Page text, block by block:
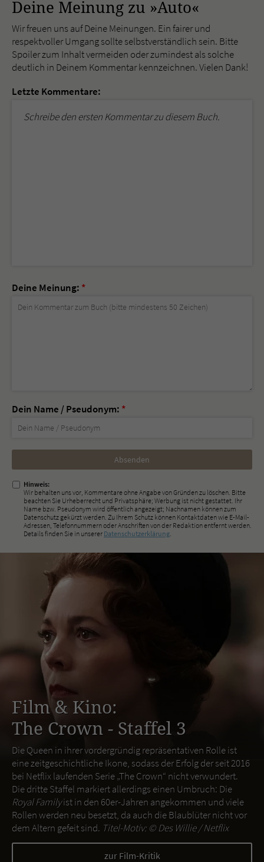
Deine Meinung zu »Auto«
Wir freuen uns auf Deine Meinungen. Ein fairer und
respektvoller Umgang sollte selbstverständlich sein. Bitte
Spoiler zum Inhalt vermeiden oder zumindest als solche
deutlich in Deinem Kommentar kennzeichnen. Vielen Dank!
Letzte Kommentare:
Schreibe den ersten Kommentar zu diesem Buch.
Deine Meinung: *
Dein Name / Pseudonym: *
Nicht
ausfüllen!
Hinweis:
Wir behalten uns vor, Kommentare ohne Angabe von Gründen zu löschen. Bitte
beachten Sie Urheberrecht und Privatsphäre; Werbung ist nicht gestattet. Ihr
Name bzw. Pseudonym wird öffentlich angezeigt; Nachnamen können zum
Datenschutz gekürzt werden. Zu Ihrem Schutz können Kontaktdaten wie E-Mail-
Adressen, Telefonnummern oder Anschriften von der Redaktion entfernt werden.
Details finden Sie in unserer Datenschutzerklärung
Film & Kino:
The Crown - Staffel 3
Die Queen in ihrer vordergründig repräsentativen Rolle ist
eine zeitgeschichtliche Ikone, sodass der Erfolg der seit 2016
bei Netflix laufenden Serie „The Crown“ nicht verwundert.
Die dritte Staffel markiert allerdings einen Umbruch: Die
Royal Familyist in den 60er-Jahren angekommen und viele
Rollen werden neu besetzt, da auch die Blaublüter nicht vor
dem Altern gefeit sind. Titel-Motiv: ©Des Willie / Netflix
zur Film-Kritik